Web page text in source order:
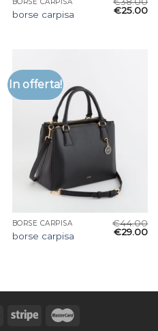
BORSE CARPISA
borse carpisa
€25.00
In offerta!
BORSE CARPISA
borse carpisa
€44.00
€29.00